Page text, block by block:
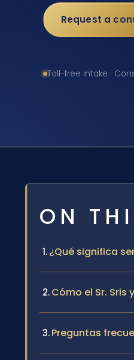
Request a
Toll-free intake ·
ON
¿Qué significa
Cómo el Sr.
Preguntas